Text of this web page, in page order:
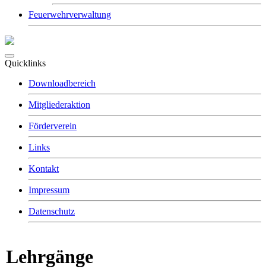
Feuerwehrverwaltung
Quicklinks
Downloadbereich
Mitgliederaktion
Förderverein
Links
Kontakt
Impressum
Datenschutz
Lehrgänge